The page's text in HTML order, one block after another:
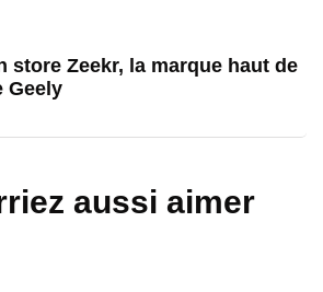
store Zeekr, la marque haut de
Geely
aussi aimer